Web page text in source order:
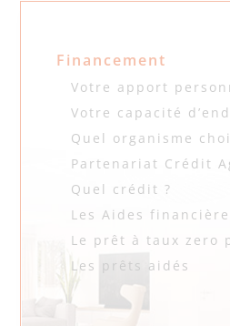
Financement
Votre apport
Votre capacité
Quel organisme
Partenariat Crédit
Quel crédit ?
Les Aides
Le prêt à taux zero
Les prêts aidés